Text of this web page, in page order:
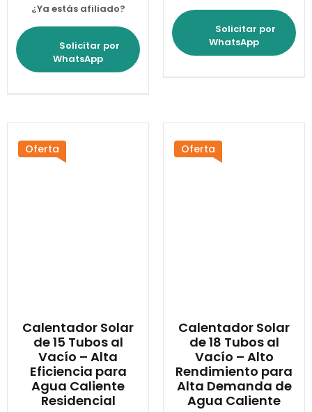
¿Ya estás afiliado?
Solicitar por
WhatsApp
Solicitar por
WhatsApp
Oferta
Calentador Solar
de 15 Tubos al
Vacío – Alta
Eficiencia para
Agua Caliente
Residencial
Oferta
Calentador Solar
de 18 Tubos al
Vacío – Alto
Rendimiento para
Alta Demanda de
Agua Caliente